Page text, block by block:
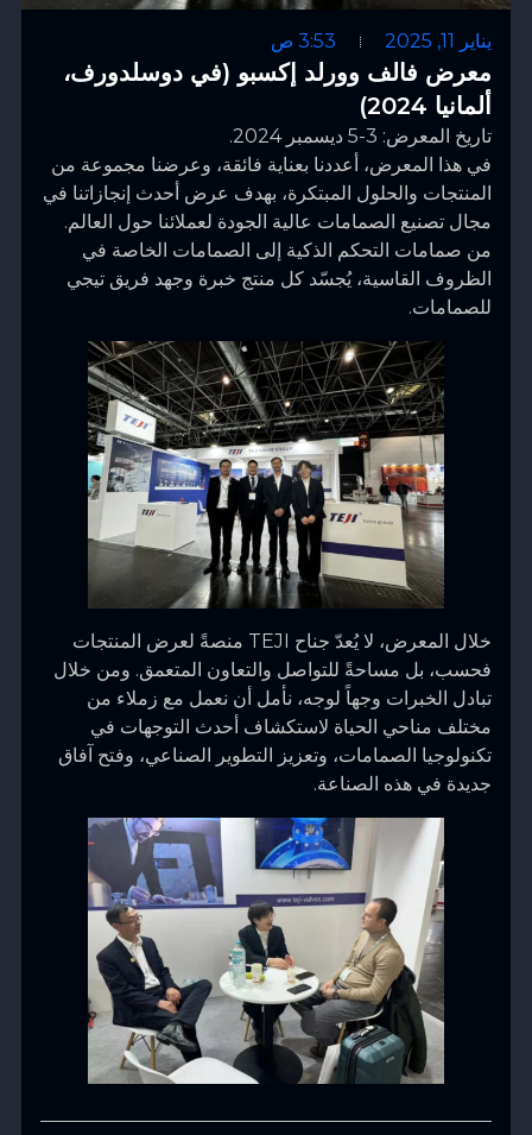
يناير 11, 2025 3:53 ص
معرض فالف وورلد إكسبو (في دوسلدورف،
ألمانيا 2024)
تاريخ المعرض: 3-5 ديسمبر 2024.
في هذا المعرض، أعددنا بعناية فائقة، وعرضنا مجموعة من
المنتجات والحلول المبتكرة، بهدف عرض أحدث إنجازاتنا في
مجال تصنيع الصمامات عالية الجودة لعملائنا حول العالم.
من صمامات التحكم الذكية إلى الصمامات الخاصة في
الظروف القاسية، يُجسّد كل منتج خبرة وجهد فريق تيجي
للصمامات.
خلال المعرض، لا يُعدّ جناح TEJI منصةً لعرض المنتجات
فحسب، بل مساحةً للتواصل والتعاون المتعمق. ومن خلال
تبادل الخبرات وجهاً لوجه، نأمل أن نعمل مع زملاء من
مختلف مناحي الحياة لاستكشاف أحدث التوجهات في
تكنولوجيا الصمامات، وتعزيز التطوير الصناعي، وفتح آفاق
جديدة في هذه الصناعة.